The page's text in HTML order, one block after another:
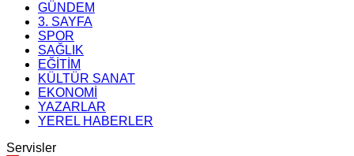
GÜNDEM
3. SAYFA
SPOR
SAĞLIK
EĞİTİM
KÜLTÜR SANAT
EKONOMİ
YAZARLAR
YEREL HABERLER
Servisler